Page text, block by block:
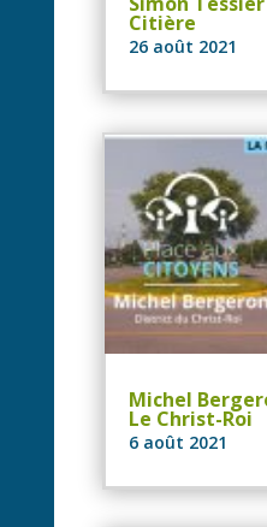
Citière
26 août 2021
Michel
Le Christ-Roi
6 août 2021